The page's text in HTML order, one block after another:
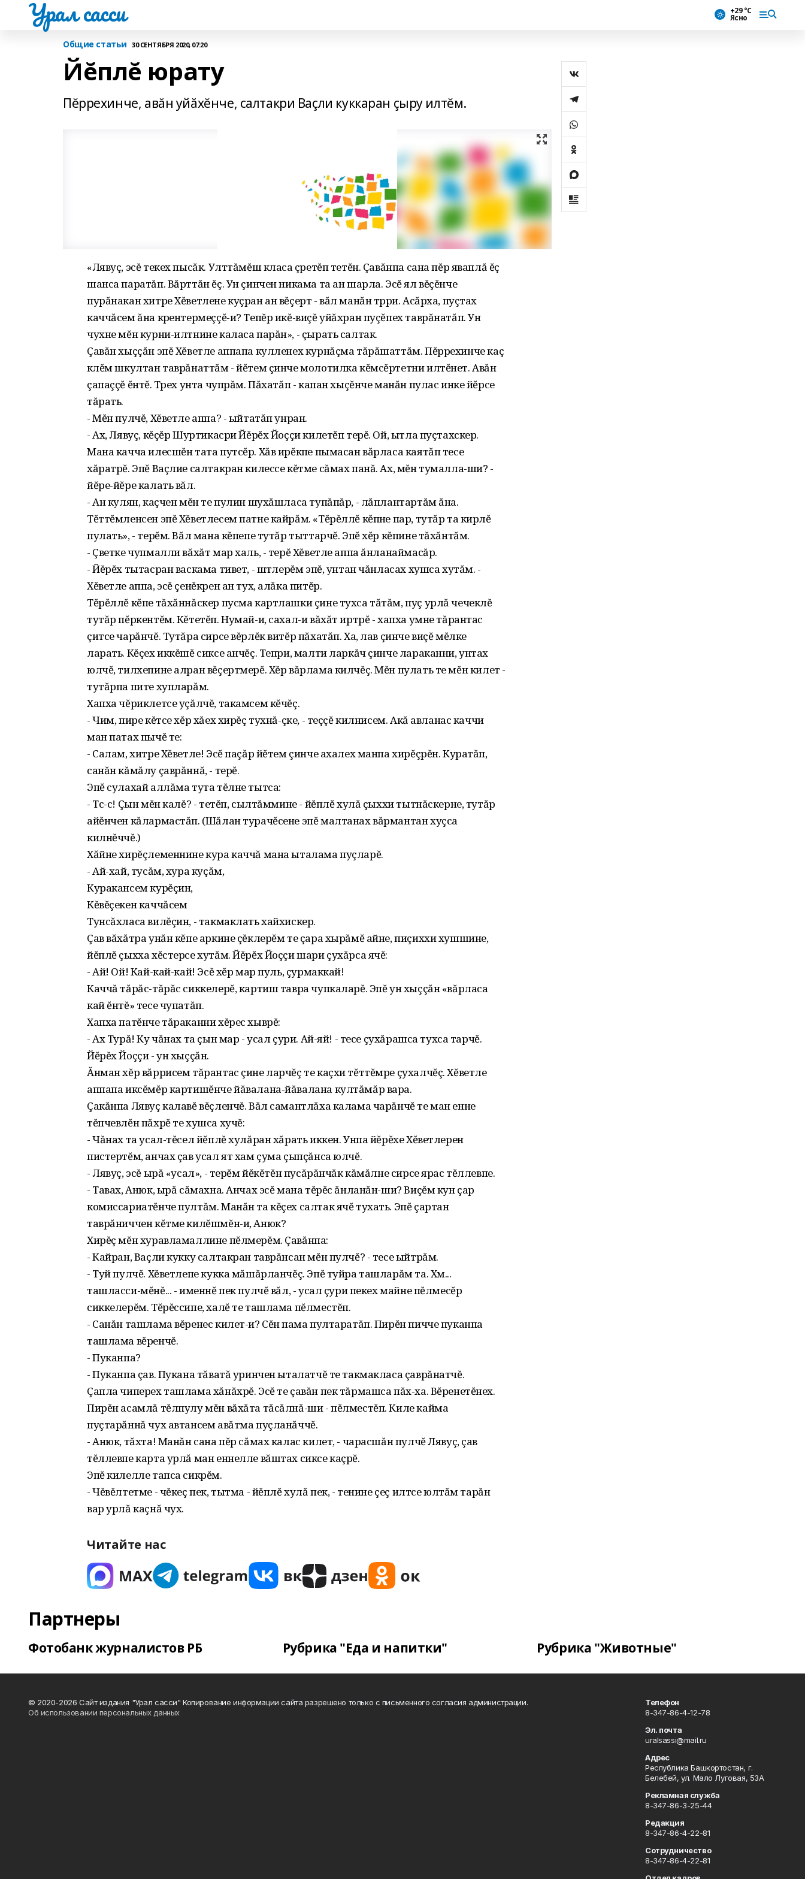
Урал сасси +29 °С
Ясно
Общие статьи 30 СЕНТЯБРЯ 2020, 07:20
Йĕплĕ юрату
Пĕррехинче, авăн уйăхĕнче, салтакри Ваçли куккаран çыру илтĕм.
«Лявуç, эсĕ текех пысăк. Улттăмĕш класа çӳретĕп тетĕн. Çавăнпа сана пĕр яваплă ĕç
шанса паратăп. Вăрттăн ĕç. Ун çинчен никама та ан шарла. Эсĕ ял вĕçĕнче
пурăнакан хитре Хĕветлене куçран ан вĕçерт - вăл манăн тӳрри. Асăрха, пуçтах
каччăсем ăна кӳрентермеççĕ-и? Тепĕр икĕ-виçĕ уйăхран пуçĕпех таврăнатăп. Ун
чухне мĕн курни-илтнине каласа парăн», - çырать салтак.
Çавăн хыççăн эпĕ Хĕветле аппапа кулленех курнăçма тăрăшаттăм. Пĕррехинче каç
кӳлĕм шкултан таврăнаттăм - йĕтем çинче молотилка кĕмсĕртетни илтĕнет. Авăн
çапаççĕ ĕнтĕ. Тӳрех унта чупрăм. Пăхатăп - капан хыçĕнче манăн пулас инке йĕрсе
тăрать.
- Мĕн пулчĕ, Хĕветле аппа? - ыйтатăп унран.
- Ах, Лявуç, кĕçĕр Шуртикасри Йĕрĕх Йоççи килетĕп терĕ. Ой, ытла пуçтахскер.
Мана качча илесшĕн тата путсĕр. Хăв ирĕкӳпе пымасан вăрласа каятăп тесе
хăратрĕ. Эпĕ Ваçлие салтакран килессе кĕтме сăмах панă. Ах, мĕн тумалла-ши? -
йĕре-йĕре калать вăл.
- Ан кулян, каçчен мĕн те пулин шухăшласа тупăпăр, - лăплантартăм ăна.
Тĕттĕмленсен эпĕ Хĕветлесем патне кайрăм. «Тĕрĕллĕ кĕпӳне пар, тутăр та кирлĕ
пулать», - терĕм. Вăл мана кĕпепе тутăр тыттарчĕ. Эпĕ хĕр кĕпине тăхăнтăм.
- Çветке чупмалли вăхăт мар халь, - терĕ Хĕветле аппа ăнланаймасăр.
- Йĕрĕх тытасран васкама тивет, - шӳтлерĕм эпĕ, унтан чăнласах хушса хутăм. -
Хĕветле аппа, эсĕ çенĕкрен ан тух, алăка питĕр.
Тĕрĕллĕ кĕпе тăхăннăскер пусма картлашки çине тухса тăтăм, пуç урлă чечеклĕ
тутăр пĕркентĕм. Кĕтетĕп. Нумай-и, сахал-и вăхăт иртрĕ - хапха умне тăрантас
çитсе чарăнчĕ. Тутăра сирсе вĕрлĕк витĕр пăхатăп. Ха, лав çинче виçĕ мĕлке
ларать. Кĕçех иккĕшĕ сиксе анчĕç. Тепри, малти ларкăч çинче лараканни, унтах
юлчĕ, тилхепине алран вĕçертмерĕ. Хĕр вăрлама килчĕç. Мĕн пулать те мĕн килет -
тутăрпа пите хупларăм.
Хапха чĕриклетсе уçăлчĕ, такамсем кĕчĕç.
- Чим, пире кĕтсе хĕр хăех хирĕç тухнă-çке, - теççĕ килнисем. Акă авланас каччи
ман патах пычĕ те:
- Салам, хитре Хĕветле! Эсĕ паçăр йĕтем çинче ахалех манпа хирĕçрĕн. Куратăп,
санăн кăмăлу çаврăннă, - терĕ.
Эпĕ сулахай аллăма тута тĕлне тытса:
- Тс-с! Çын мĕн калĕ? - тетĕп, сылтăммине - йĕплĕ хулă çыххи тытнăскерне, тутăр
айĕнчен кăлармастăп. (Шăлан турачĕсене эпĕ малтанах вăрмантан хуçса
килнĕччĕ.)
Хăйне хирĕçлеменнине кура каччă мана ыталама пуçларĕ.
- Ай-хай, тусăм, хура куçăм,
Куракансем курĕçин,
Кĕвĕçекен каччăсем
Тунсăхласа вилĕçин, - такмаклать хайхискер.
Çав вăхăтра унăн кĕпе аркине çĕклерĕм те çара хырăмĕ айне, пиçиххи хушшине,
йĕплĕ çыхха хĕстерсе хутăм. Йĕрĕх Йоççи шари çухăрса ячĕ:
- Ай! Ой! Кай-кай-кай! Эсĕ хĕр мар пуль, çурмаккай!
Каччă тăрăс-тăрăс сиккелерĕ, картиш тавра чупкаларĕ. Эпĕ ун хыççăн «вăрласа
кай ĕнтĕ» тесе чупатăп.
Хапха патĕнче тăраканни хĕрес хыврĕ:
- Ах Турă! Ку чăнах та çын мар - усал çури. Ай-яй! - тесе çухăрашса тухса тарчĕ.
Йĕрĕх Йоççи - ун хыççăн.
Ăнман хĕр вăррисем тăрантас çине ларчĕç те каçхи тĕттĕмре çухалчĕç. Хĕветле
аппапа иксĕмĕр картишĕнче йăвалана-йăвалана култăмăр вара.
Çакăнпа Лявуç калавĕ вĕçленчĕ. Вăл самантлăха калама чарăнчĕ те ман енне
тĕпчевлĕн пăхрĕ те хушса хучĕ:
- Чăнах та усал-тĕсел йĕплĕ хулăран хăрать иккен. Унпа йĕрĕхе Хĕветлерен
пистертĕм, анчах çав усал ят хам çума çыпçăнса юлчĕ.
- Лявуç, эсĕ ырă «усал», - терĕм йĕкĕтĕн пусăрăнчăк кăмăлне сирсе ярас тĕллевпе.
- Тавах, Анюк, ырă сăмахна. Анчах эсĕ мана тĕрĕс ăнланăн-ши? Виçĕм кун çар
комиссариатĕнче пултăм. Манăн та кĕçех салтак ячĕ тухать. Эпĕ çартан
таврăниччен кĕтме килĕшмĕн-и, Анюк?
Хирĕç мĕн хуравламаллине пĕлмерĕм. Çавăнпа:
- Кайран, Ваçли кукку салтакран таврăнсан мĕн пулчĕ? - тесе ыйтрăм.
- Туй пулчĕ. Хĕветлепе кукка мăшăрланчĕç. Эпĕ туйра ташларăм та. Хм...
ташласси-мĕнĕ... - именнĕ пек пулчĕ вăл, - усал çури пекех майне пĕлмесĕр
сиккелерĕм. Тĕрĕссипе, халĕ те ташлама пĕлместĕп.
- Санăн ташлама вĕренес килет-и? Сĕнӳ пама пултаратăп. Пирĕн пичче пуканпа
ташлама вĕренчĕ.
- Пуканпа?
- Пуканпа çав. Пукана тăватă уринчен ыталатчĕ те такмакласа çаврăнатчĕ.
Çапла чиперех ташлама хăнăхрĕ. Эсĕ те çавăн пек тăрмашса пăх-ха. Вĕренетĕнех.
Пирĕн асамлă тĕлпулу мĕн вăхăта тăсăлнă-ши - пĕлместĕп. Киле кайма
пуçтарăннă чух автансем авăтма пуçланăччĕ.
- Анюк, тăхта! Манăн сана пĕр сăмах калас килет, - чарасшăн пулчĕ Лявуç, çав
тĕллевпе карта урлă ман еннелле вăштах сиксе каçрĕ.
Эпĕ килелле тапса сикрĕм.
- Чĕвĕлтетме - чĕкеç пек, тытма - йĕплĕ хулă пек, - тенине çеç илтсе юлтăм тарăн
вар урлă каçнă чух.
Читайте нас
Партнеры
Фотобанк журналистов РБ Рубрика "Еда и напитки" Рубрика "Животные"
© 2020-2026 Сайт издания "Урал сасси" Копирование информации сайта разрешено только с письменного согласия администрации.
Об использовании персональных данных
Телефон
8-347-86-4-12-78
Эл. почта
uralsassi@mail.ru
Адрес
Республика Башкортостан, г.
Белебей, ул. Мало Луговая, 53А
Рекламная служба
8-347-86-3-25-44
Редакция
8-347-86-4-22-81
Сотрудничество
8-347-86-4-22-81